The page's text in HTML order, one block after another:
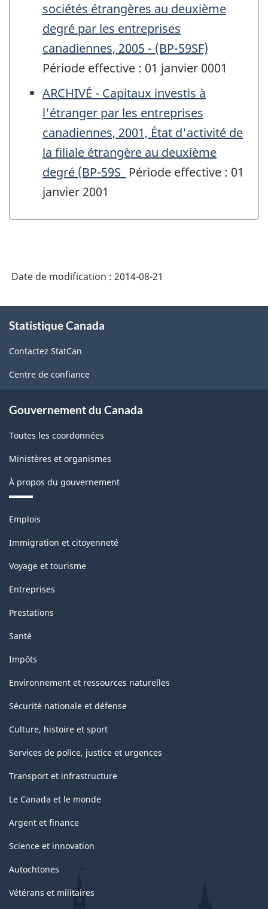
sociétés étrangères au deuxième
degré par les entreprises
canadiennes, 2005 - (BP-59SF)
Période effective : 01 janvier 0001
ARCHIVÉ - Capitaux investis à
l'étranger par les entreprises
canadiennes, 2001, État d'activité de
la filiale étrangère au deuxième
degré (BP-59S_ Période effective : 01
janvier 2001
Date de modification : 2014-08-21
propos
ce
site
Statistique Canada
Contactez StatCan
Centre de confiance
Gouvernement du Canada
Toutes les coordonnées
Ministères et organismes
À propos du gouvernement
Thèmes
sujets
Emplois
Immigration et citoyenneté
Voyage et tourisme
Entreprises
Prestations
Santé
Impôts
Environnement et ressources naturelles
Sécurité nationale et défense
Culture, histoire et sport
Services de police, justice et urgences
Transport et infrastructure
Le Canada et le monde
Argent et finance
Science et innovation
Autochtones
Vétérans et militaires